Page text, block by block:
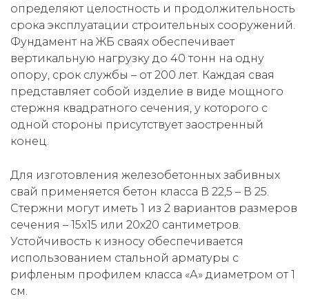
определяют целостность и продолжительность
срока эксплуатации строительных сооружений.
Фундамент на ЖБ сваях обеспечивает
вертикальную нагрузку до 40 тонн на одну
опору, срок службы – от 200 лет. Каждая свая
представляет собой изделие в виде мощного
стержня квадратного сечения, у которого с
одной стороны присутствует заостренный
конец.
Для изготовления железобетонных забивных
свай применяется бетон класса В 22,5 – В 25.
Стержни могут иметь 1 из 2 вариантов размеров
сечения – 15х15 или 20х20 сантиметров.
Устойчивость к износу обеспечивается
использованием стальной арматуры с
рифленым профилем класса «А» диаметром от 1
см.